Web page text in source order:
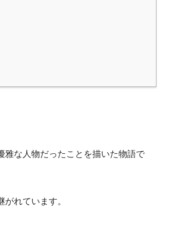
雅な人物だったことを描いた物語で
れています。